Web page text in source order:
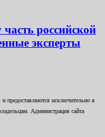
часть российской
эксперты
предоставляются исключительно в
Администрация сайта